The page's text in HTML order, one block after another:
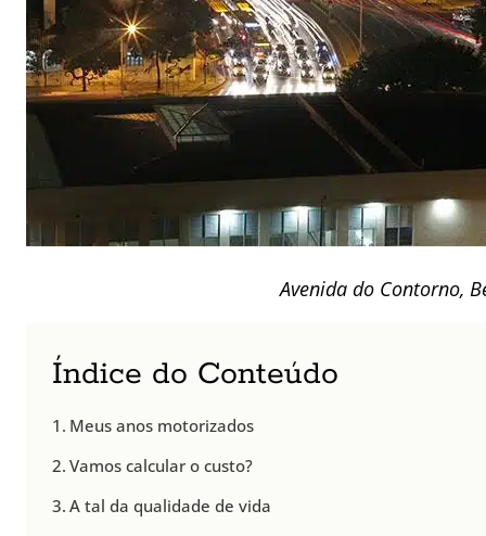
Avenida do Contorno,
Índice do Conteúdo
Meus anos motorizados
Vamos calcular o custo?
A tal da qualidade de vida